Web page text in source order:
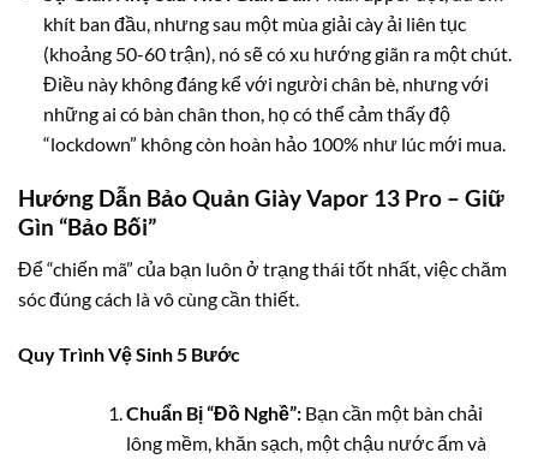
khít ban đầu, nhưng sau một mùa giải cày ải liên tục
(khoảng 50-60 trận), nó sẽ có xu hướng giãn ra một chút.
Điều này không đáng kể với người chân bè, nhưng với
những ai có bàn chân thon, họ có thể cảm thấy độ
“lockdown” không còn hoàn hảo 100% như lúc mới mua.
Hướng Dẫn Bảo Quản Giày Vapor 13 Pro – Giữ
Gìn “Bảo Bối”
Để “chiến mã” của bạn luôn ở trạng thái tốt nhất, việc chăm
sóc đúng cách là vô cùng cần thiết.
Quy Trình Vệ Sinh 5 Bước
Chuẩn Bị “Đồ Nghề”:Bạn cần một bàn chải
lông mềm, khăn sạch, một chậu nước ấm và